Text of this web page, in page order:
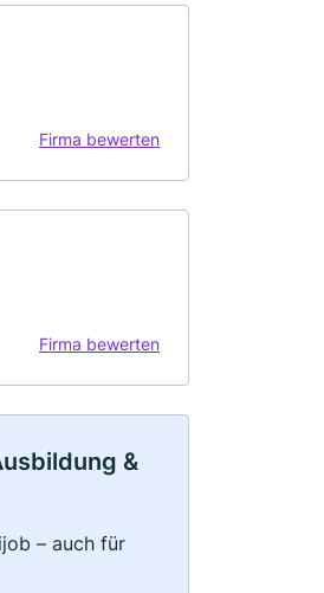
Firma bewerten
Firma bewerten
&
– auch für